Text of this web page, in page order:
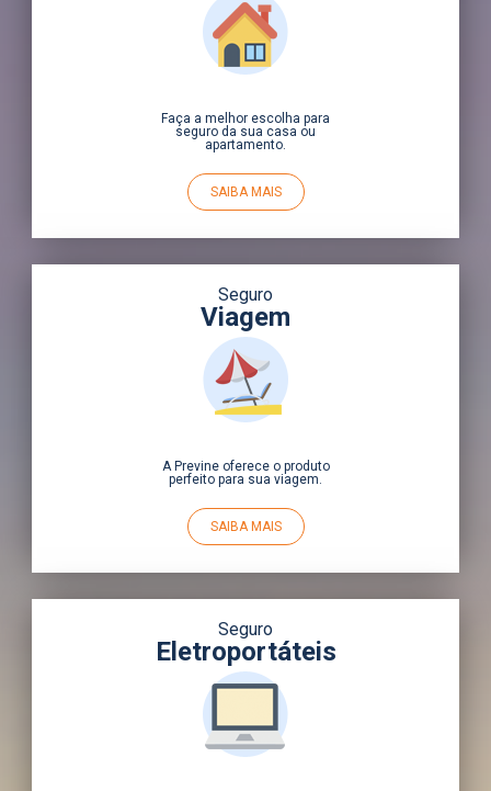
Faça a melhor escolha para
seguro da sua casa ou
apartamento.
SAIBA MAIS
Seguro
Viagem
A Previne oferece o produto
perfeito para sua viagem.
SAIBA MAIS
Seguro
Eletroportáteis